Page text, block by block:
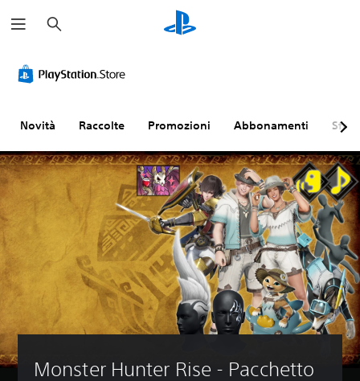
e
r
Novità Raccolte Promozioni Abbonamenti
Monster Hunter Rise - Pacchetto